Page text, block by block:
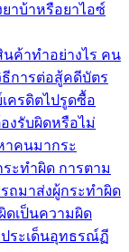
าบ้าหรือยาไอซ์
ค้าทำอย่างไร คน
การต่อสู้คดีบัตร
ครดิตไปรูดซื้อ
งรับผิดหรือไม่
าคนมากระ
ะทำผิด การตาม
ถมาส่งผู้กระทำผิด
ดเป็นความผิด
ประเด็นอุทธรณ์ฏี